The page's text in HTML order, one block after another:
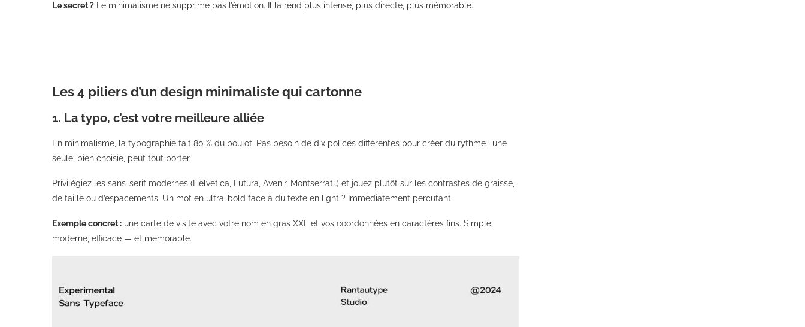
Le secret ? Le minimalisme ne supprime pas l’émotion. Il la rend plus intense, plus directe, plus mémorable.
Les 4 piliers d’un design minimaliste qui cartonne
1. La typo, c’est votre meilleure alliée
En minimalisme, la typographie fait 80 % du boulot. Pas besoin de dix polices différentes pour créer du rythme : une
seule, bien choisie, peut tout porter.
Privilégiez les sans-serif modernes (Helvetica, Futura, Avenir, Montserrat…) et jouez plutôt sur les contrastes de graisse,
de taille ou d’espacements. Un mot en ultra-bold face à du texte en light ? Immédiatement percutant.
Exemple concret : une carte de visite avec votre nom en gras XXL et vos coordonnées en caractères fins. Simple,
moderne, efficace — et mémorable.